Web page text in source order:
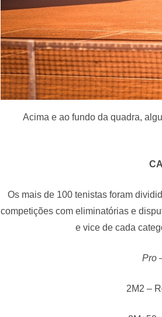
Acima e ao fundo da quadra,
Os mais de 100 tenistas foram
competições com eliminatórias e
e vice de cada
Pro
2M2 –